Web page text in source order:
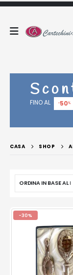
FINO AL -50%
CASA SHOP
-30%